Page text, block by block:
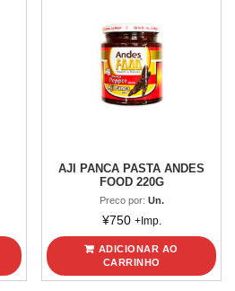
AJI PANCA PASTA ANDES
FOOD 220G
Preco por: Un.
¥750 +Imp.
ADICIONAR AO
CARRINHO